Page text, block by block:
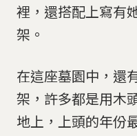
裡，還搭配上寫有
架。
在這座墓園中，還
架，許多都是用木
地上，上頭的年份